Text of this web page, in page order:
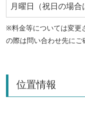
月曜日（祝日の場合
※料金等については変更
の際は問い合わせ先にご
位置情報